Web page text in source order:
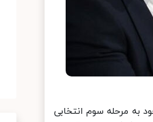
به مرحله سوم انتخابی